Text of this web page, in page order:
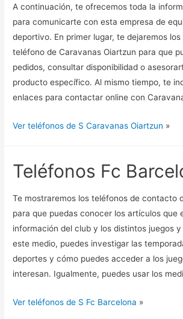
A continuación, te ofrecemos toda la
para comunicarte con esta empresa de
deportivo. En primer lugar, te dejaremos
teléfono de Caravanas Oiartzun para que
pedidos, consultar disponibilidad o
producto específico. Al mismo tiempo, te
enlaces para contactar online con
Ver teléfonos de S Caravanas Oiartzun »
Teléfonos Fc
Te mostraremos los teléfonos de contacto
para que puedas conocer los artículos que
información del club y los distintos juegos
este medio, puedes investigar las
deportes y cómo puedes acceder a los
interesan. Igualmente, puedes usar los
Ver teléfonos de S Fc Barcelona »